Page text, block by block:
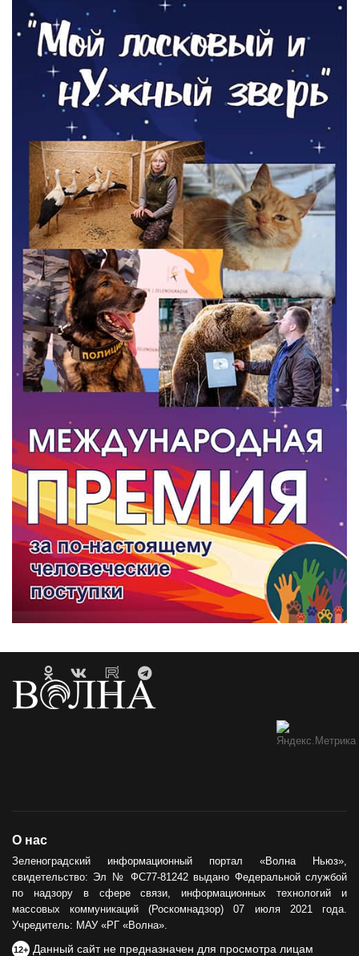
О нас
Зеленоградский информационный портал «Волна Ньюз»,
свидетельство: Эл № ФС77-81242 выдано Федеральной службой
по надзору в сфере связи, информационных технологий и
массовых коммуникаций (Роскомнадзор) 07 июля 2021 года.
Учредитель: МАУ «РГ «Волна».
12+ Данный сайт не предназначен для просмотра лицам